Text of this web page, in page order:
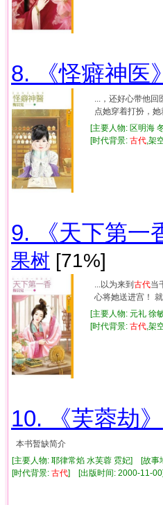
8. 《怪癖神医》
...，还好心带他
点她穿着打扮，
[主要人物: 区明海
[时代背景: 古代 ,架
9. 《天下第一
果树 [71%]
...以为来到古代当
心将她送进宫！
[主要人物: 元礼
[时代背景: 古代 ,架
10. 《芙蓉劫》
本书暂缺简介
[主要人物: 耶律常焰 水芙蓉 霓妃] [故
[时代背景: 古代] [出版时间: 2000-11-